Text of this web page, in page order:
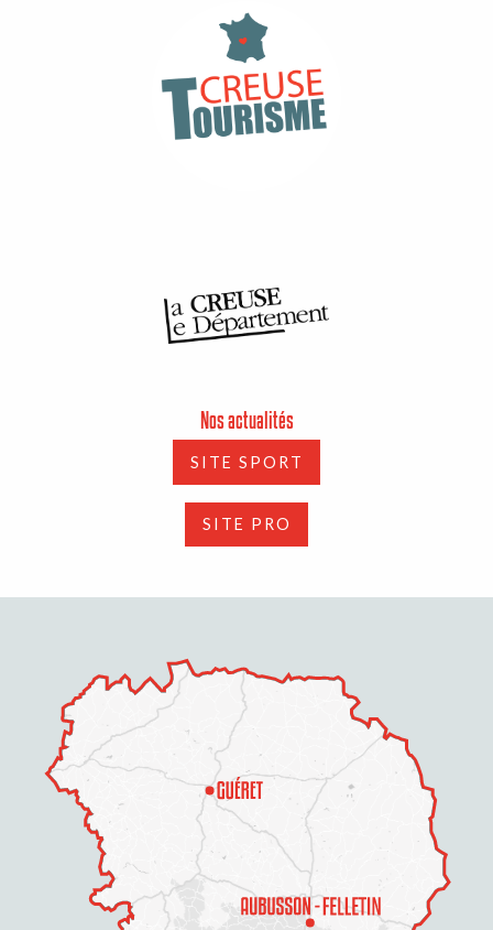
Nos actualités
SITE SPORT
SITE PRO